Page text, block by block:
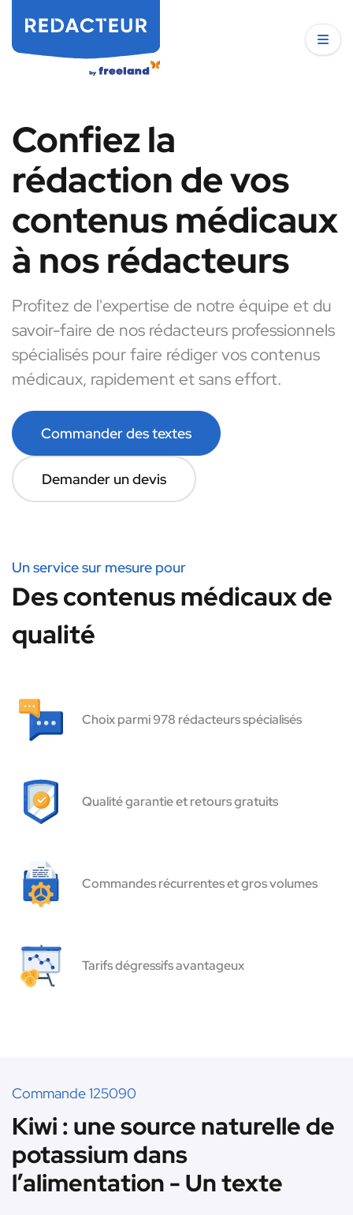
Confiez la
rédaction de vos
contenus médicaux
à nos rédacteurs
Profitez de l'expertise de notre équipe et du
savoir-faire de nos rédacteurs professionnels
spécialisés pour faire rédiger vos contenus
médicaux, rapidement et sans effort.
Commander des textes
Demander un devis
Un service sur mesure pour
Des contenus médicaux de
qualité
Choix parmi 978 rédacteurs spécialisés
Qualité garantie et retours gratuits
Commandes récurrentes et gros volumes
Tarifs dégressifs avantageux
Commande 125090
Kiwi : une source naturelle de
potassium dans
l’alimentation - Un texte